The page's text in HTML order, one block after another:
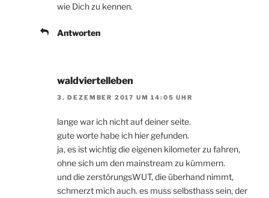
wie Dich zu kennen.
Antworten
waldviertelleben
3. DEZEMBER 2017 UM 14:05 UHR
lange war ich nicht auf deiner seite.
gute worte habe ich hier gefunden.
ja, es ist wichtig die eigenen kilometer zu fahren,
ohne sich um den mainstream zu kümmern.
und die zerstörungsWUT, die überhand nimmt,
schmerzt mich auch. es muss selbsthass sein, der